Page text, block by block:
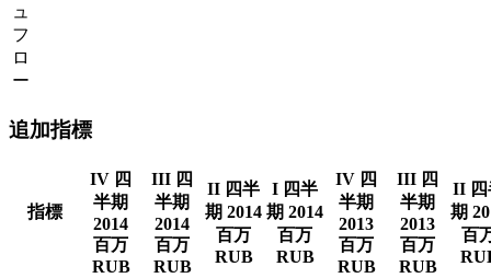
ュ
フ
ロ
ー
追加指標
指標
IV 四
半期
2014
百万
RUB
III 四
半期
2014
百万
RUB
II 四半
期 2014
百万
RUB
I 四半
期 2014
百万
RUB
IV 四
半期
2013
百万
RUB
III 四
半期
2013
百万
RUB
II 四
期
百